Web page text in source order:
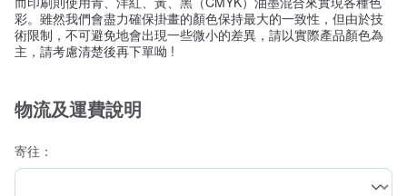
彩。雖然我們會盡力確保掛畫的顏色保持最大的一致性，但由於技
術限制，不可避免地會出現一些微小的差異，請以實際產品顏色為
主，請考慮清楚後再下單呦 !
物流及運費說明
寄往：